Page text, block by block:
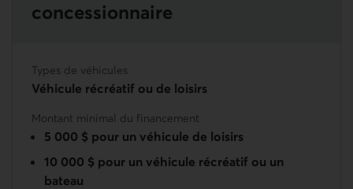
conces­sionnaire
Types de véhicules
Véhicule récréatif ou de loisirs
Montant minimal du financement
5 000 $ pour un véhicule de loisirs
10 000 $ pour un véhicule récréatif ou un
bateau